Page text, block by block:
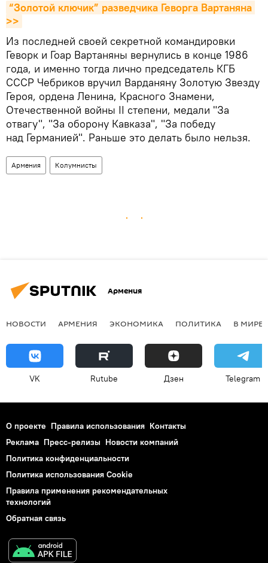
“Золотой ключик” разведчика Геворга Вартаняна
>>
Из последней своей секретной командировки
Геворк и Гоар Вартаняны вернулись в конце 1986
года, и именно тогда лично председатель КГБ
СССР Чебриков вручил Варданяну Золотую Звезду
Героя, ордена Ленина, Красного Знамени,
Отечественной войны II степени, медали "За
отвагу", "За оборону Кавказа", "За победу
над Германией". Раньше это делать было нельзя.
Армения Колумнисты
Армения
НОВОСТИ АРМЕНИЯ ЭКОНОМИКА ПОЛИТИКА В МИРЕ
VK Rutube Дзен Telegram
О проекте Правила использования Контакты
Реклама Пресс-релизы Новости компаний
Политика конфиденциальности
Политика использования Cookie
Правила применения рекомендательных
технологий
Обратная связь